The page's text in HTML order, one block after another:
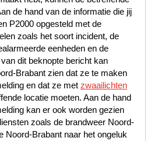
de hand van de informatie die jij
P2000 opgesteld met de
zoals het soort incident, de
eenheden en de
dit beknopte bericht kan
Brabant zien dat ze te maken
en dat ze met zwaailichten
locatie moeten. Aan de hand
kan er ook worden gezien
zoals de brandweer Noord-
Noord-Brabant naar het ongeluk